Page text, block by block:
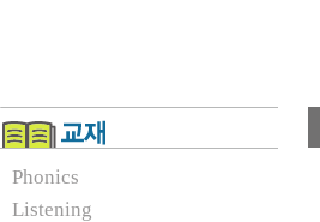
Phonics
Listening